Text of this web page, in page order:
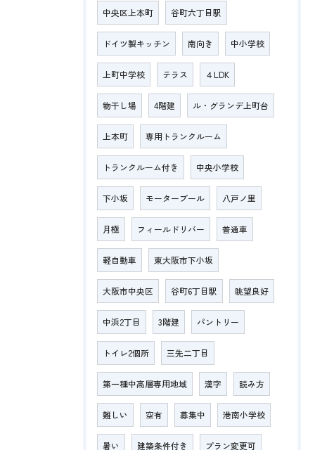
中央区上本町 谷町六丁目駅
ドイツ製キッチン 南向き 中小学校
上町中学校 テラス ４LDK
物干し場 4階建 ル・グランデ上町台
上本町 専用トランクルーム
トランクルーム付き 中央小学校
下小坂 モータープール 八戸ノ里
月極 フィールドリバー 普通車
軽自動車 東大阪市下小坂
大阪市中央区 谷町6丁目駅 眺望良好
中浜2丁目 3階建 パントリー
トイレ2個所 三先二丁目
第一種中高層専用地域 漢字 読み方
難しい 空有 募集中 港南小学校
暑い 建築条件付き プラン変更可